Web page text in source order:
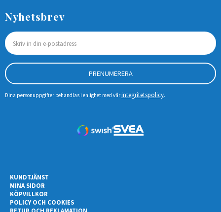
Nyhetsbrev
PRENUMERERA
Dina personuppgifter behandlas i enlighet med vårintegritetspolicy.
KUNDTJÄNST
MINA SIDOR
KÖPVILLKOR
POLICY OCH COOKIES